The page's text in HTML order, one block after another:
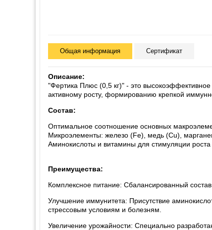
Общая информация Сертификат
Описание:
"Фертика Плюс (0,5 кг)" - это
активному росту, формированию крепкой
Состав:
Оптимальное соотношение основных
Микроэлементы: железо (Fe), медь (Cu),
Аминокислоты и витамины для стимуляции роста
Преимущества:
Комплексное питание: Сбалансированный
Улучшение иммунитета: Присутствие
стрессовым условиям и болезням.
Увеличение урожайности: Специально